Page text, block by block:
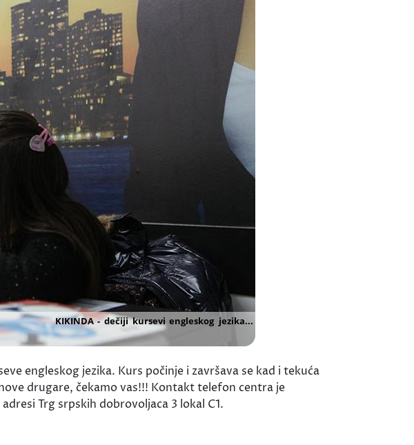
engleskog jezika. Kurs počinje i završava se kad i tekuća
drugare, čekamo vas!!! Kontakt telefon centra je
Trg srpskih dobrovoljaca 3 lokal C1.